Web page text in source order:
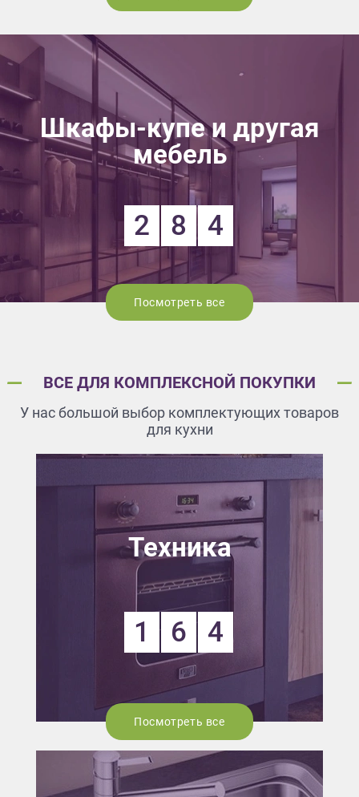
Шкафы-купе и другая
мебель
2 8 4
Посмотреть все
ВСЕ ДЛЯ КОМПЛЕКСНОЙ ПОКУПКИ
У нас большой выбор комплектующих товаров
для кухни
Техника
1 6 4
Посмотреть все